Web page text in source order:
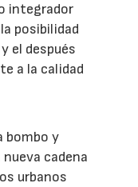
integrador
posibilidad
el después
a la calidad
bombo y
cadena
urbanos